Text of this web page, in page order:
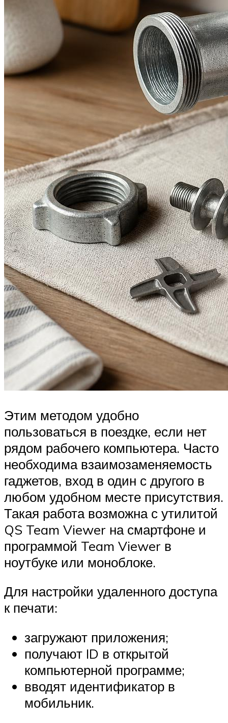
Этим методом удобно
пользоваться в поездке, если нет
рядом рабочего компьютера. Часто
необходима взаимозаменяемость
гаджетов, вход в один с другого в
любом удобном месте присутствия.
Такая работа возможна с утилитой
QS Team Viewer на смартфоне и
программой Team Viewer в
ноутбуке или моноблоке.
Для настройки удаленного доступа
к печати:
загружают приложения;
получают ID в открытой
компьютерной программе;
вводят идентификатор в
мобильник.